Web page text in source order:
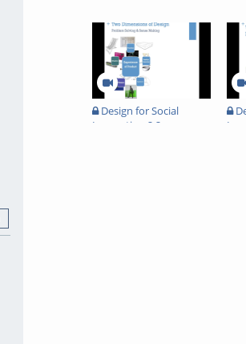
Design for Social
Innovation 2.2